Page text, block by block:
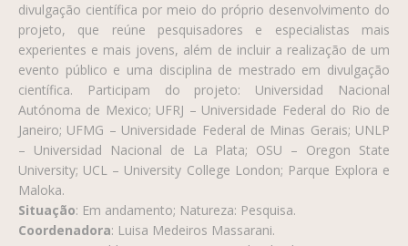
divulgação científica por meio do próprio desenvolvimento do
projeto, que reúne pesquisadores e especialistas mais
experientes e mais jovens, além de incluir a realização de um
evento público e uma disciplina de mestrado em divulgação
científica. Participam do projeto: Universidad Nacional
Autónoma de Mexico; UFRJ – Universidade Federal do Rio de
Janeiro; UFMG – Universidade Federal de Minas Gerais; UNLP
– Universidad Nacional de La Plata; OSU – Oregon State
University; UCL – University College London; Parque Explora e
Maloka.
Situação: Em andamento; Natureza: Pesquisa.
Coordenadora: Luisa Medeiros Massarani.